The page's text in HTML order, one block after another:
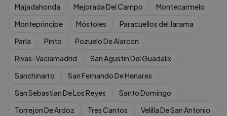
Majadahonda
Mejorada Del Campo
Montecarmelo
Monteprincipe
Móstoles
Paracuellos del Jarama
Parla
Pinto
Pozuelo De Alarcon
Rivas-Vaciamadrid
San Agustin Del Guadalix
Sanchinarro
San Fernando De Henares
San Sebastian De Los Reyes
Santo Domingo
Torrejon De Ardoz
Tres Cantos
Velilla De San Antonio